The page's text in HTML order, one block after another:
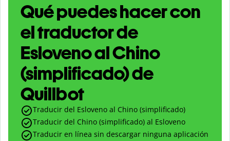
Qué puedes hacer con
el traductor de
Esloveno al Chino
(simplificado) de
Quillbot
Traducir del Esloveno al Chino (simplificado)
Traducir del Chino (simplificado) al Esloveno
Traducir en línea sin descargar ninguna aplicación